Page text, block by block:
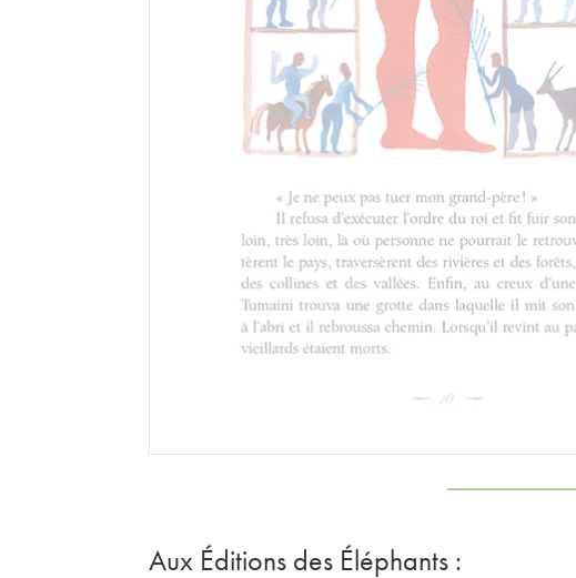
Aux Éditions des Éléphants :